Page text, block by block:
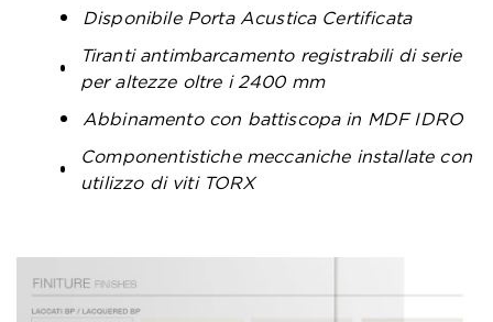
Disponibile Porta Acustica Certificata
Tiranti antimbarcamento registrabili di serie
per altezze oltre i 2400 mm
Abbinamento con battiscopa in MDF IDRO
Componentistiche meccaniche installate con
utilizzo di viti TORX